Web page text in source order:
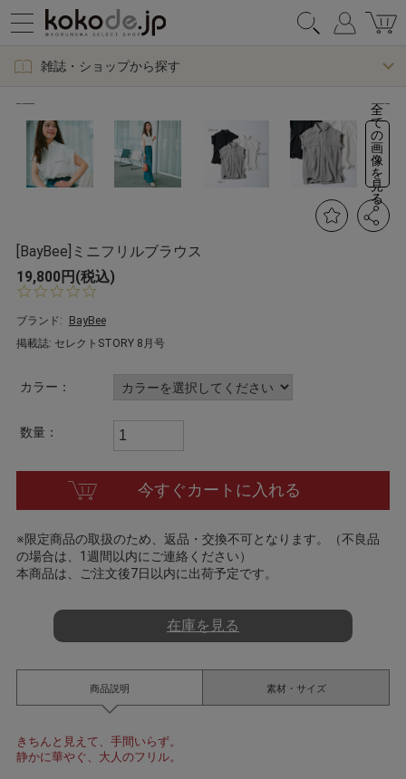
雑誌・ショップから探す
全
て
の
画
像
を
見
る
[BayBee]ミニフリルブラウス
19,800円(税込)
s
t
a
ブランド:
BayBee
掲載誌: セレクトSTORY 8月号
カラー：
数量：
今すぐカートに入れる
※限定商品の取扱のため、返品・交換不可となります。（不良品
の場合は、1週間以内にご連絡ください）
本商品は、ご注文後7日以内に出荷予定です。
在庫を見る
商品説明
きちんと見えて、手間いらず。
静かに華やぐ、大人のフリル。
素材・サイズ